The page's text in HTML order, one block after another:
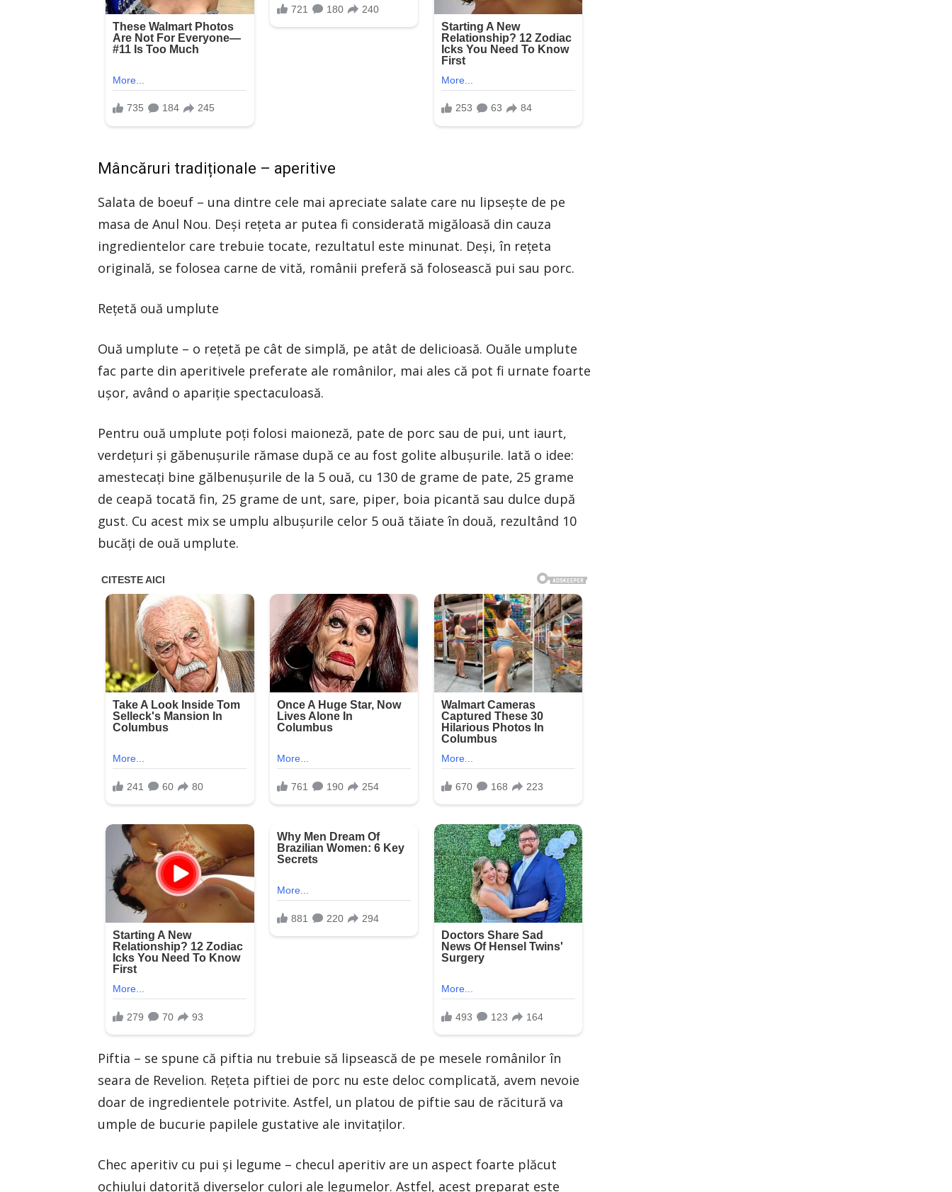
Mâncăruri tradiționale – aperitive
Salata de boeuf – una dintre cele mai apreciate salate care nu lipsește de pe
masa de Anul Nou. Deși rețeta ar putea fi considerată migăloasă din cauza
ingredientelor care trebuie tocate, rezultatul este minunat. Deși, în rețeta
originală, se folosea carne de vită, românii preferă să folosească pui sau porc.
Rețetă ouă umplute
Ouă umplute – o rețetă pe cât de simplă, pe atât de delicioasă. Ouăle umplute
fac parte din aperitivele preferate ale românilor, mai ales că pot fi urnate foarte
ușor, având o apariție spectaculoasă.
Pentru ouă umplute poți folosi maioneză, pate de porc sau de pui, unt iaurt,
verdețuri și găbenușurile rămase după ce au fost golite albușurile. Iată o idee:
amestecați bine gălbenușurile de la 5 ouă, cu 130 de grame de pate, 25 grame
de ceapă tocată fin, 25 grame de unt, sare, piper, boia picantă sau dulce după
gust. Cu acest mix se umplu albușurile celor 5 ouă tăiate în două, rezultând 10
bucăți de ouă umplute.
Piftia – se spune că piftia nu trebuie să lipsească de pe mesele românilor în
seara de Revelion. Rețeta piftiei de porc nu este deloc complicată, avem nevoie
doar de ingredientele potrivite. Astfel, un platou de piftie sau de răcitură va
umple de bucurie papilele gustative ale invitaților.
Chec aperitiv cu pui și legume – checul aperitiv are un aspect foarte plăcut
ochiului datorită diverselor culori ale legumelor. Astfel, acest preparat este